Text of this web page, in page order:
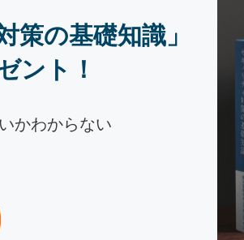
策の基礎知識」
ント！
かわからない